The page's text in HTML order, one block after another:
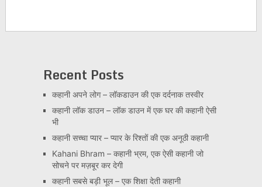
Recent Posts
कहानी अपने लोग – लॉकडाउन की एक दर्दनाक तस्वीर
कहानी लॉक डाउन – लॉक डाउन में एक घर की कहानी ऐसी
भी
कहानी सच्चा प्यार – प्यार के रिश्तों की एक अनूठी कहानी
Kahani Bhram – कहानी भ्रम, एक ऐसी कहानी जो
सोचने पर मज़बूर कर देगी
कहानी सबसे बड़ी भूल – एक शिक्षा देती कहानी